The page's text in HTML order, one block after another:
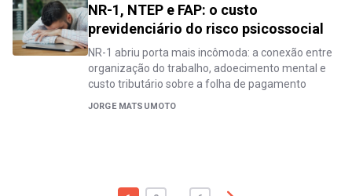
NR-1, NTEP e FAP: o custo
previdenciário do risco psicossocial
NR-1 abriu porta mais incômoda: a conexão entre
organização do trabalho, adoecimento mental e
custo tributário sobre a folha de pagamento
JORGE MATSUMOTO